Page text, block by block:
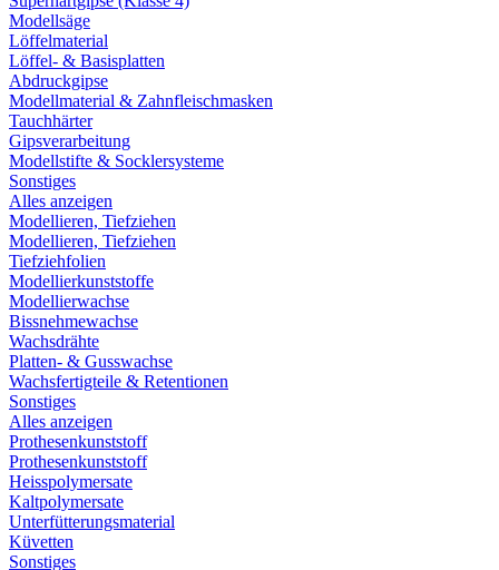
Modellsäge
Löffelmaterial
Löffel- & Basisplatten
Abdruckgipse
Modellmaterial & Zahnfleischmasken
Tauchhärter
Gipsverarbeitung
Modellstifte & Socklersysteme
Sonstiges
Alles anzeigen
Modellieren, Tiefziehen
Modellieren, Tiefziehen
Tiefziehfolien
Modellierkunststoffe
Modellierwachse
Bissnehmewachse
Wachsdrähte
Platten- & Gusswachse
Wachsfertigteile & Retentionen
Sonstiges
Alles anzeigen
Prothesenkunststoff
Prothesenkunststoff
Heisspolymersate
Kaltpolymersate
Unterfütterungsmaterial
Küvetten
Sonstiges